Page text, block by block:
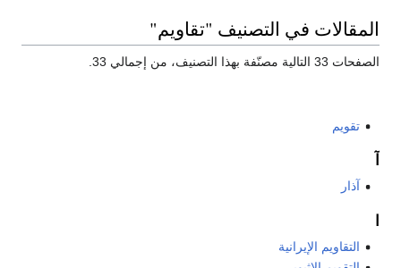
المقالات في التصنيف "تقاويم"
الصفحات 33 التالية مصنّفة بهذا التصنيف، من إجمالي 33.
تقويم
آذار
التقاويم الإيرانية